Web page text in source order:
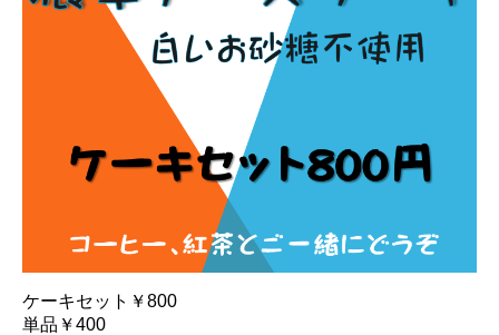
ケーキセット￥800
単品￥400